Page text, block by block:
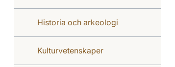
Historia och arkeologi
Kulturvetenskaper